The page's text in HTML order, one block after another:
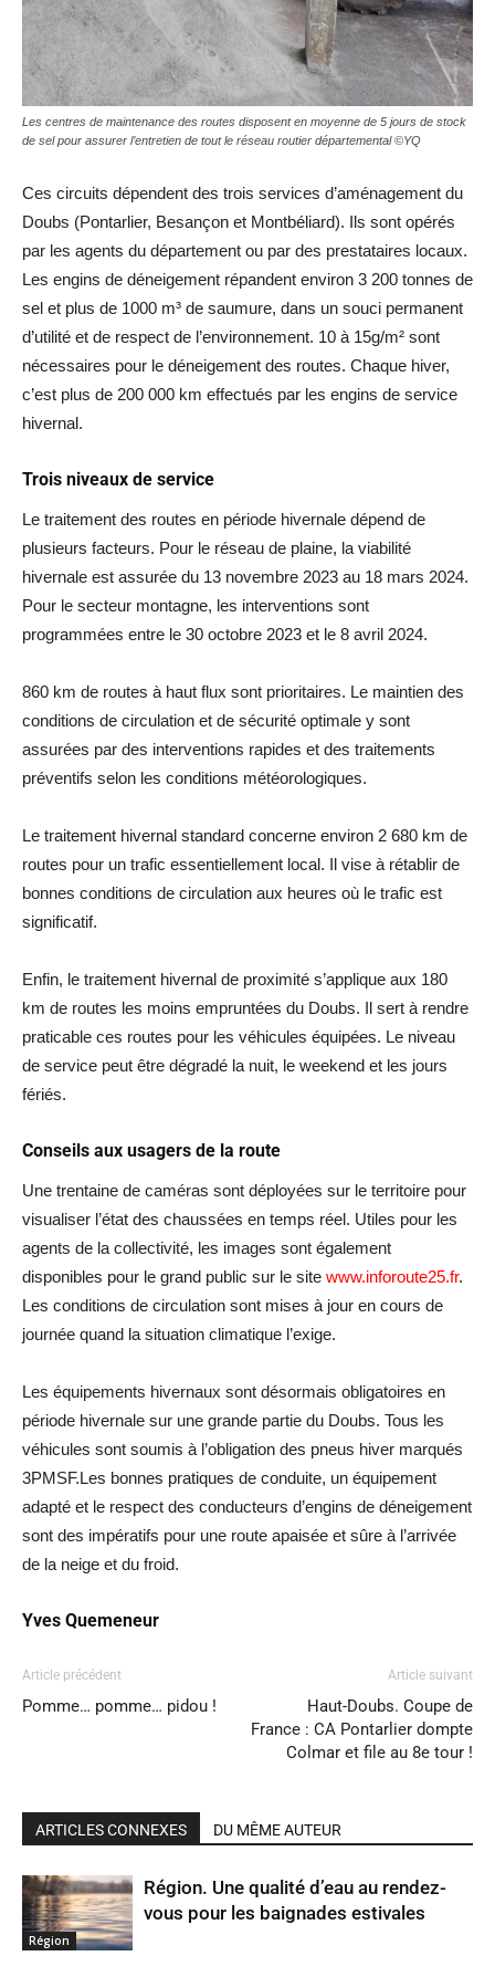
Les centres de maintenance des routes disposent en moyenne de 5 jours de stock
de sel pour assurer l’entretien de tout le réseau routier départemental ©YQ
Ces circuits dépendent des trois services d’aménagement du
Doubs (Pontarlier, Besançon et Montbéliard). Ils sont opérés
par les agents du département ou par des prestataires locaux.
Les engins de déneigement répandent environ 3 200 tonnes de
sel et plus de 1000 m³ de saumure, dans un souci permanent
d’utilité et de respect de l’environnement. 10 à 15g/m² sont
nécessaires pour le déneigement des routes. Chaque hiver,
c’est plus de 200 000 km effectués par les engins de service
hivernal.
Trois niveaux de service
Le traitement des routes en période hivernale dépend de
plusieurs facteurs. Pour le réseau de plaine, la viabilité
hivernale est assurée du 13 novembre 2023 au 18 mars 2024.
Pour le secteur montagne, les interventions sont
programmées entre le 30 octobre 2023 et le 8 avril 2024.
860 km de routes à haut flux sont prioritaires. Le maintien des
conditions de circulation et de sécurité optimale y sont
assurées par des interventions rapides et des traitements
préventifs selon les conditions météorologiques.
Le traitement hivernal standard concerne environ 2 680 km de
routes pour un trafic essentiellement local. Il vise à rétablir de
bonnes conditions de circulation aux heures où le trafic est
significatif.
Enfin, le traitement hivernal de proximité s’applique aux 180
km de routes les moins empruntées du Doubs. Il sert à rendre
praticable ces routes pour les véhicules équipées. Le niveau
de service peut être dégradé la nuit, le weekend et les jours
fériés.
Conseils aux usagers de la route
Une trentaine de caméras sont déployées sur le territoire pour
visualiser l’état des chaussées en temps réel. Utiles pour les
agents de la collectivité, les images sont également
disponibles pour le grand public sur le site www.inforoute25.fr.
Les conditions de circulation sont mises à jour en cours de
journée quand la situation climatique l’exige.
Les équipements hivernaux sont désormais obligatoires en
période hivernale sur une grande partie du Doubs. Tous les
véhicules sont soumis à l’obligation des pneus hiver marqués
3PMSF.Les bonnes pratiques de conduite, un équipement
adapté et le respect des conducteurs d’engins de déneigement
sont des impératifs pour une route apaisée et sûre à l’arrivée
de la neige et du froid.
Yves Quemeneur
Article précédent
Pomme… pomme… pidou !
Article suivant
Haut-Doubs. Coupe de
France : CA Pontarlier dompte
Colmar et file au 8e tour !
ARTICLES CONNEXES DU MÊME AUTEUR
Région
Région. Une qualité d’eau au rendez-
vous pour les baignades estivales